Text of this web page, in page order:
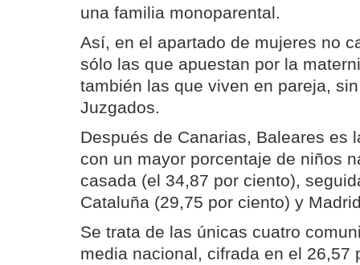
una familia monoparental.
Así, en el apartado de mujeres no
sólo las que apuestan por la
también las que viven en pareja,
Juzgados.
Después de Canarias, Baleares es
con un mayor porcentaje de niños
casada (el 34,87 por ciento),
Cataluña (29,75 por ciento) y
Se trata de las únicas cuatro
media nacional, cifrada en el 26,57